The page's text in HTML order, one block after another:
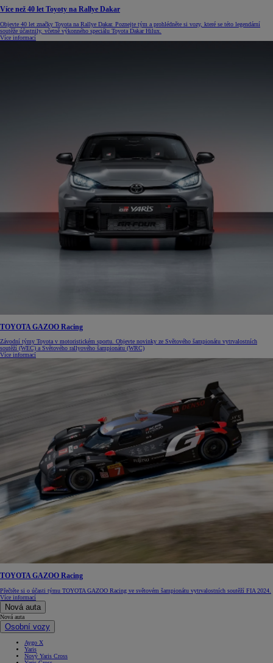
Více než 40 let Toyoty na Rallye Dakar
Objevte 40 let značky Toyota na Rallye Dakar. Poznejte tým a prohlédněte si vozy, které se této legendární
soutěže účastnily, včetně výkonného speciálu Toyota Dakar Hilux.
Více informací
TOYOTA GAZOO Racing
Závodní týmy Toyota v motoristickém sportu. Objevte novinky ze Světového šampionátu vytrvalostních
soutěží (WEC) a Světového rallyového šampionátu (WRC)
Více informací
TOYOTA GAZOO Racing
Přečtěte si o účasti týmu TOYOTA GAZOO Racing ve světovém šampionátu vytrvalostních soutěží FIA 2024.
Více informací
Nová auta
Nová auta
Osobní vozy
Aygo X
Yaris
Nový Yaris Cross